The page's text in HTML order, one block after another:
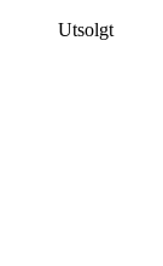
Utsolgt